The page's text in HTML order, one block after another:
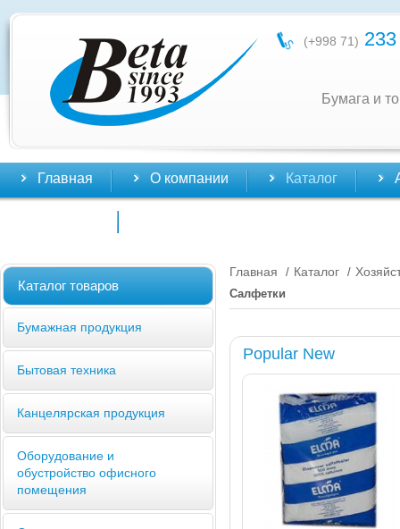
(+998 71)
Бумага и
Главная О компании Каталог
Каталог товаров
Бумажная продукция
Бытовая техника
Канцелярская продукция
Оборудование и
обустройство офисного
помещения
Главная / Каталог /
Салфетки
Popular New